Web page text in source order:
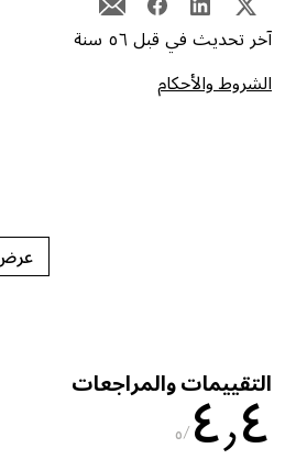
تحديث في قبل ٥٦ سنة
والأحكام
عرض
والمراجعات
٥